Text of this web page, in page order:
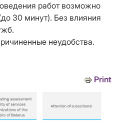
работ возможно
30 минут). Без влияния
неудобства.
Print